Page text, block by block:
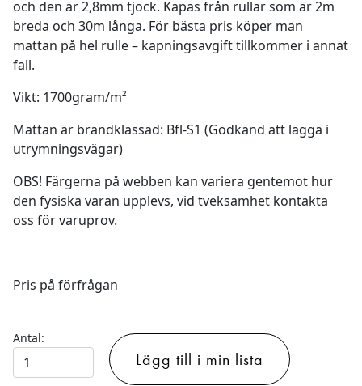
och den är 2,8mm tjock. Kapas från rullar som är 2m
breda och 30m långa. För bästa pris köper man
mattan på hel rulle – kapningsavgift tillkommer i annat
fall.
Vikt: 1700gram/m²
Mattan är brandklassad: Bfl-S1 (Godkänd att lägga i
utrymningsvägar)
OBS! Färgerna på webben kan variera gentemot hur
den fysiska varan upplevs, vid tveksamhet kontakta
oss för varuprov.
Pris på förfrågan
Antal:
Plastmatta
för
Lägg till i min lista